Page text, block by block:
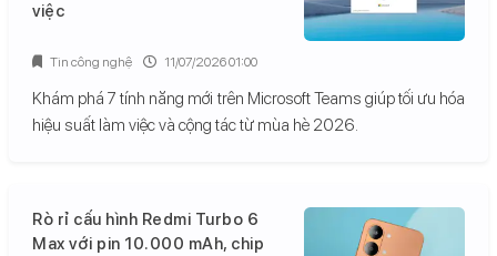
việc
Khám phá 7 tính năng mới trên Microsoft Teams giúp tối ưu hóa
hiệu suất làm việc và cộng tác từ mùa hè 2026.
Tin công nghệ 11/07/2026 01:00
Rò rỉ cấu hình Redmi Turbo 6
Max với pin 10.000 mAh, chip